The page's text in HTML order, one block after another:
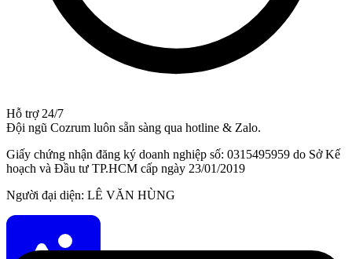
Hỗ trợ 24/7
Đội ngũ Cozrum luôn sẵn sàng qua hotline & Zalo.
Giấy chứng nhận đăng ký doanh nghiệp số: 0315495959 do Sở Kế
hoạch và Đầu tư TP.HCM cấp ngày 23/01/2019
Người đại diện: LÊ VĂN HÙNG